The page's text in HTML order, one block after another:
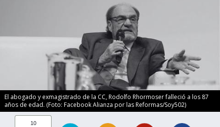
El abogado y exmagistrado de la CC, Rodolfo Rhormoser falleció a los 87
años de edad. (Foto: Facebook Alianza por las Reformas/Soy502)
10